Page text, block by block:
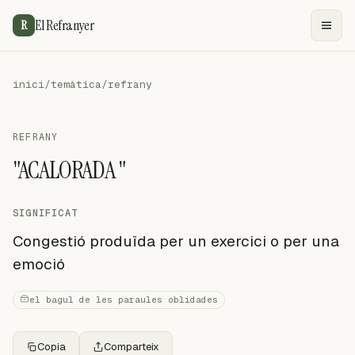
R El Refranyer
inici/temàtica/refrany
REFRANY
"ACALORADA "
SIGNIFICAT
Congestió produïda per un exercici o per una
emoció
el bagul de les paraules oblidades
Copia Comparteix